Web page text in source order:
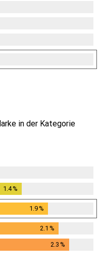
in der Kategorie
1.4%
1.9%
2.1 %
2.3 %